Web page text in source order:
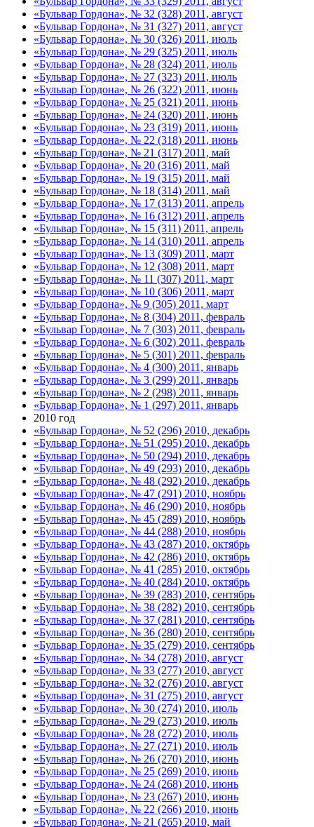
«Бульвар Гордона», № 32 (328) 2011, август
«Бульвар Гордона», № 31 (327) 2011, август
«Бульвар Гордона», № 30 (326) 2011, июль
«Бульвар Гордона», № 29 (325) 2011, июль
«Бульвар Гордона», № 28 (324) 2011, июль
«Бульвар Гордона», № 27 (323) 2011, июль
«Бульвар Гордона», № 26 (322) 2011, июнь
«Бульвар Гордона», № 25 (321) 2011, июнь
«Бульвар Гордона», № 24 (320) 2011, июнь
«Бульвар Гордона», № 23 (319) 2011, июнь
«Бульвар Гордона», № 22 (318) 2011, июнь
«Бульвар Гордона», № 21 (317) 2011, май
«Бульвар Гордона», № 20 (316) 2011, май
«Бульвар Гордона», № 19 (315) 2011, май
«Бульвар Гордона», № 18 (314) 2011, май
«Бульвар Гордона», № 17 (313) 2011, апрель
«Бульвар Гордона», № 16 (312) 2011, апрель
«Бульвар Гордона», № 15 (311) 2011, апрель
«Бульвар Гордона», № 14 (310) 2011, апрель
«Бульвар Гордона», № 13 (309) 2011, март
«Бульвар Гордона», № 12 (308) 2011, март
«Бульвар Гордона», № 11 (307) 2011, март
«Бульвар Гордона», № 10 (306) 2011, март
«Бульвар Гордона», № 9 (305) 2011, март
«Бульвар Гордона», № 8 (304) 2011, февраль
«Бульвар Гордона», № 7 (303) 2011, февраль
«Бульвар Гордона», № 6 (302) 2011, февраль
«Бульвар Гордона», № 5 (301) 2011, февраль
«Бульвар Гордона», № 4 (300) 2011, январь
«Бульвар Гордона», № 3 (299) 2011, январь
«Бульвар Гордона», № 2 (298) 2011, январь
«Бульвар Гордона», № 1 (297) 2011, январь
2010 год
«Бульвар Гордона», № 52 (296) 2010, декабрь
«Бульвар Гордона», № 51 (295) 2010, декабрь
«Бульвар Гордона», № 50 (294) 2010, декабрь
«Бульвар Гордона», № 49 (293) 2010, декабрь
«Бульвар Гордона», № 48 (292) 2010, декабрь
«Бульвар Гордона», № 47 (291) 2010, ноябрь
«Бульвар Гордона», № 46 (290) 2010, ноябрь
«Бульвар Гордона», № 45 (289) 2010, ноябрь
«Бульвар Гордона», № 44 (288) 2010, ноябрь
«Бульвар Гордона», № 43 (287) 2010, октябрь
«Бульвар Гордона», № 42 (286) 2010, октябрь
«Бульвар Гордона», № 41 (285) 2010, октябрь
«Бульвар Гордона», № 40 (284) 2010, октябрь
«Бульвар Гордона», № 39 (283) 2010, сентябрь
«Бульвар Гордона», № 38 (282) 2010, сентябрь
«Бульвар Гордона», № 37 (281) 2010, сентябрь
«Бульвар Гордона», № 36 (280) 2010, сентябрь
«Бульвар Гордона», № 35 (279) 2010, сентябрь
«Бульвар Гордона», № 34 (278) 2010, август
«Бульвар Гордона», № 33 (277) 2010, август
«Бульвар Гордона», № 32 (276) 2010, август
«Бульвар Гордона», № 31 (275) 2010, август
«Бульвар Гордона», № 30 (274) 2010, июль
«Бульвар Гордона», № 29 (273) 2010, июль
«Бульвар Гордона», № 28 (272) 2010, июль
«Бульвар Гордона», № 27 (271) 2010, июль
«Бульвар Гордона», № 26 (270) 2010, июнь
«Бульвар Гордона», № 25 (269) 2010, июнь
«Бульвар Гордона», № 24 (268) 2010, июнь
«Бульвар Гордона», № 23 (267) 2010, июнь
«Бульвар Гордона», № 22 (266) 2010, июнь
«Бульвар Гордона», № 21 (265) 2010, май